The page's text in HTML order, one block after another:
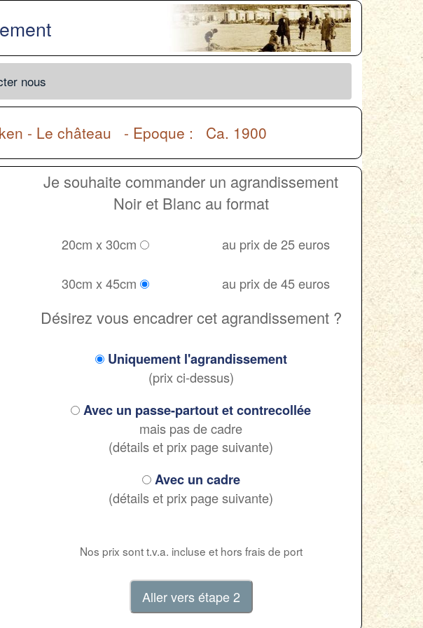
nous
- Le château - Epoque : Ca. 1900
Je souhaite commander un agrandissement
Noir et Blanc au format
20cm x 30cm au prix de 25 euros
30cm x 45cm au prix de 45 euros
Désirez vous encadrer cet agrandissement ?
Uniquement l'agrandissement
(prix ci-dessus)
Avec un passe-partout et contrecollée
mais pas de cadre
(détails et prix page suivante)
Avec un cadre
(détails et prix page suivante)
Nos prix sont t.v.a. incluse et hors frais de port